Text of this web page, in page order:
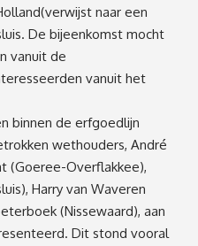
(verwijst naar een
De bijeenkomst mocht
vanuit de
vanuit het
binnen de erfgoedlijn
wethouders, André
(Goeree-Overflakkee),
Harry van Waveren
(Nissewaard), aan
Dit stond vooral